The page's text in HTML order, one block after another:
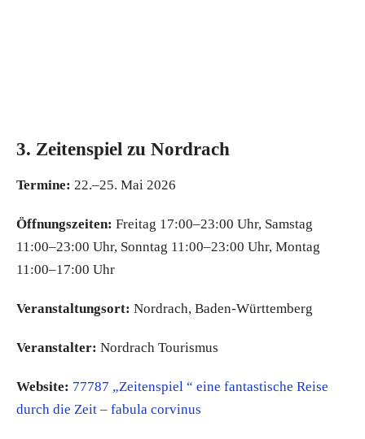
3. Zeitenspiel zu Nordrach
Termine: 22.–25. Mai 2026
Öffnungszeiten: Freitag 17:00–23:00 Uhr, Samstag
11:00–23:00 Uhr, Sonntag 11:00–23:00 Uhr, Montag
11:00–17:00 Uhr
Veranstaltungsort: Nordrach, Baden-Württemberg
Veranstalter: Nordrach Tourismus
Website: 77787 „Zeitenspiel “ eine fantastische Reise
durch die Zeit – fabula corvinus